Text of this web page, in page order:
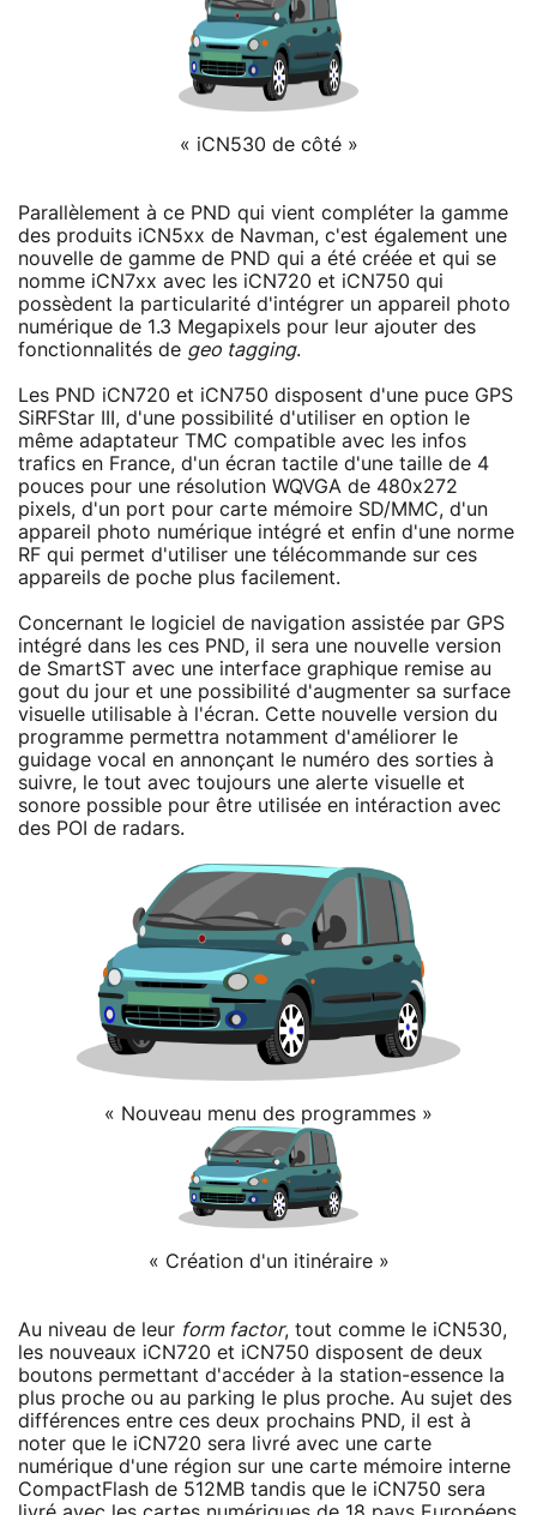
« iCN530 de côté »
Parallèlement à ce PND qui vient compléter la gamme
des produits iCN5xx de Navman, c'est également une
nouvelle de gamme de PND qui a été créée et qui se
nomme iCN7xx avec les iCN720 et iCN750 qui
possèdent la particularité d'intégrer un appareil photo
numérique de 1.3 Megapixels pour leur ajouter des
fonctionnalités de geo tagging.
Les PND iCN720 et iCN750 disposent d'une puce GPS
SiRFStar III, d'une possibilité d'utiliser en option le
même adaptateur TMC compatible avec les infos
trafics en France, d'un écran tactile d'une taille de 4
pouces pour une résolution WQVGA de 480x272
pixels, d'un port pour carte mémoire SD/MMC, d'un
appareil photo numérique intégré et enfin d'une norme
RF qui permet d'utiliser une télécommande sur ces
appareils de poche plus facilement.
Concernant le logiciel de navigation assistée par GPS
intégré dans les ces PND, il sera une nouvelle version
de SmartST avec une interface graphique remise au
gout du jour et une possibilité d'augmenter sa surface
visuelle utilisable à l'écran. Cette nouvelle version du
programme permettra notamment d'améliorer le
guidage vocal en annonçant le numéro des sorties à
suivre, le tout avec toujours une alerte visuelle et
sonore possible pour être utilisée en intéraction avec
des POI de radars.
« Nouveau menu des programmes »
« Création d'un itinéraire »
Au niveau de leur form factor, tout comme le iCN530,
les nouveaux iCN720 et iCN750 disposent de deux
boutons permettant d'accéder à la station-essence la
plus proche ou au parking le plus proche. Au sujet des
différences entre ces deux prochains PND, il est à
noter que le iCN720 sera livré avec une carte
numérique d'une région sur une carte mémoire interne
CompactFlash de 512MB tandis que le iCN750 sera